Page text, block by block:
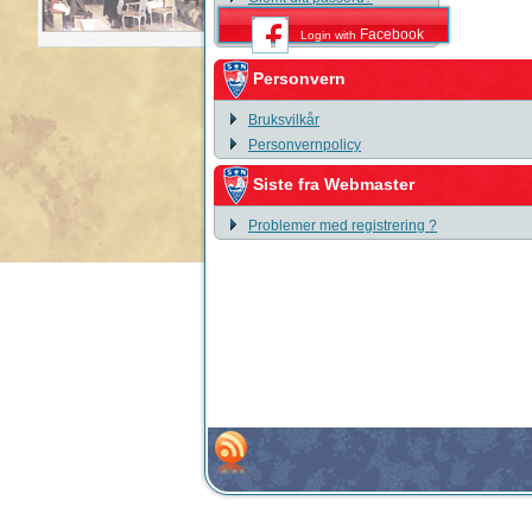
Login with Facebook
Personvern
Bruksvilkår
Personvernpolicy
Siste fra Webmaster
Problemer med registrering ?